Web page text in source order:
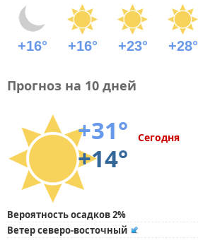
+16° +16° +23° +28°
Прогноз на 10 дней
+31°
+14°
Сегодня
Вероятность осадков 2%
Ветер северо-восточный